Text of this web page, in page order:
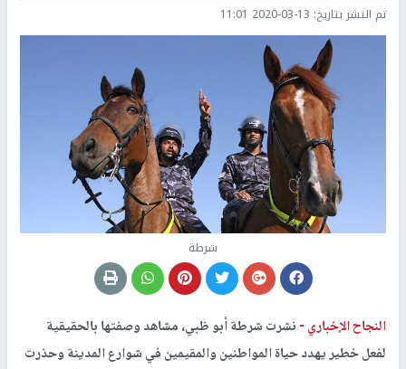
تم النشر بتاريخ: 2020-03-13 11:01
شرطة
النجاح الإخباري -نشرت شرطة أبو ظبي، مشاهد وصفتها بالحقيقية
لفعل خطير يهدد حياة المواطنين والمقيمين في شوارع المدينة وحذرت